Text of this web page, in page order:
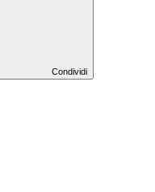
Condividi